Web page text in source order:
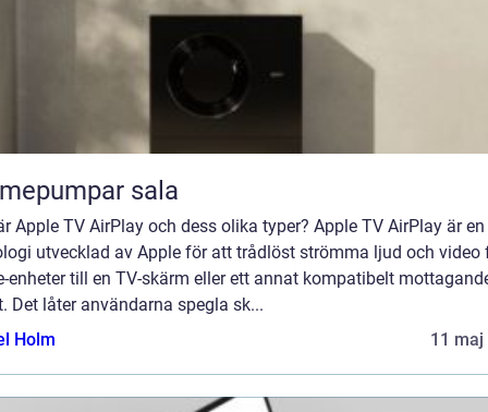
sala
Apple TV AirPlay och dess olika typer? Apple TV AirPlay är en
utvecklad av Apple för att trådlöst strömma ljud och video
enheter till en TV-skärm eller ett annat kompatibelt
Det låter användarna spegla sk...
Holm
11 maj